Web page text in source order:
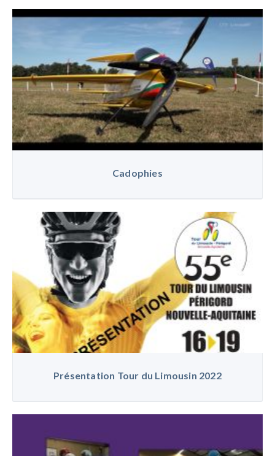
Cadophies
Présentation Tour du Limousin 2022